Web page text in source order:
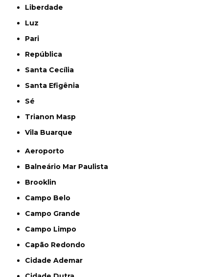
Liberdade
Luz
Pari
República
Santa Cecília
Santa Efigênia
Sé
Trianon Masp
Vila Buarque
Aeroporto
Balneário Mar Paulista
Brooklin
Campo Belo
Campo Grande
Campo Limpo
Capão Redondo
Cidade Ademar